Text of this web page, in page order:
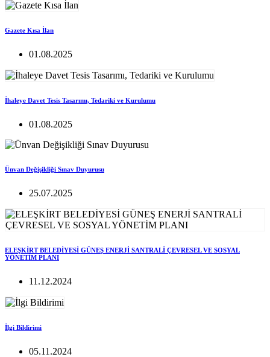
Gazete Kısa İlan
01.08.2025
İhaleye Davet Tesis Tasarımı, Tedariki ve Kurulumu
01.08.2025
Ünvan Değişikliği Sınav Duyurusu
25.07.2025
ELEŞKİRT BELEDİYESİ GÜNEŞ ENERJİ SANTRALİ ÇEVRESEL VE SOSYAL
YÖNETİM PLANI
11.12.2024
İlgi Bildirimi
05.11.2024